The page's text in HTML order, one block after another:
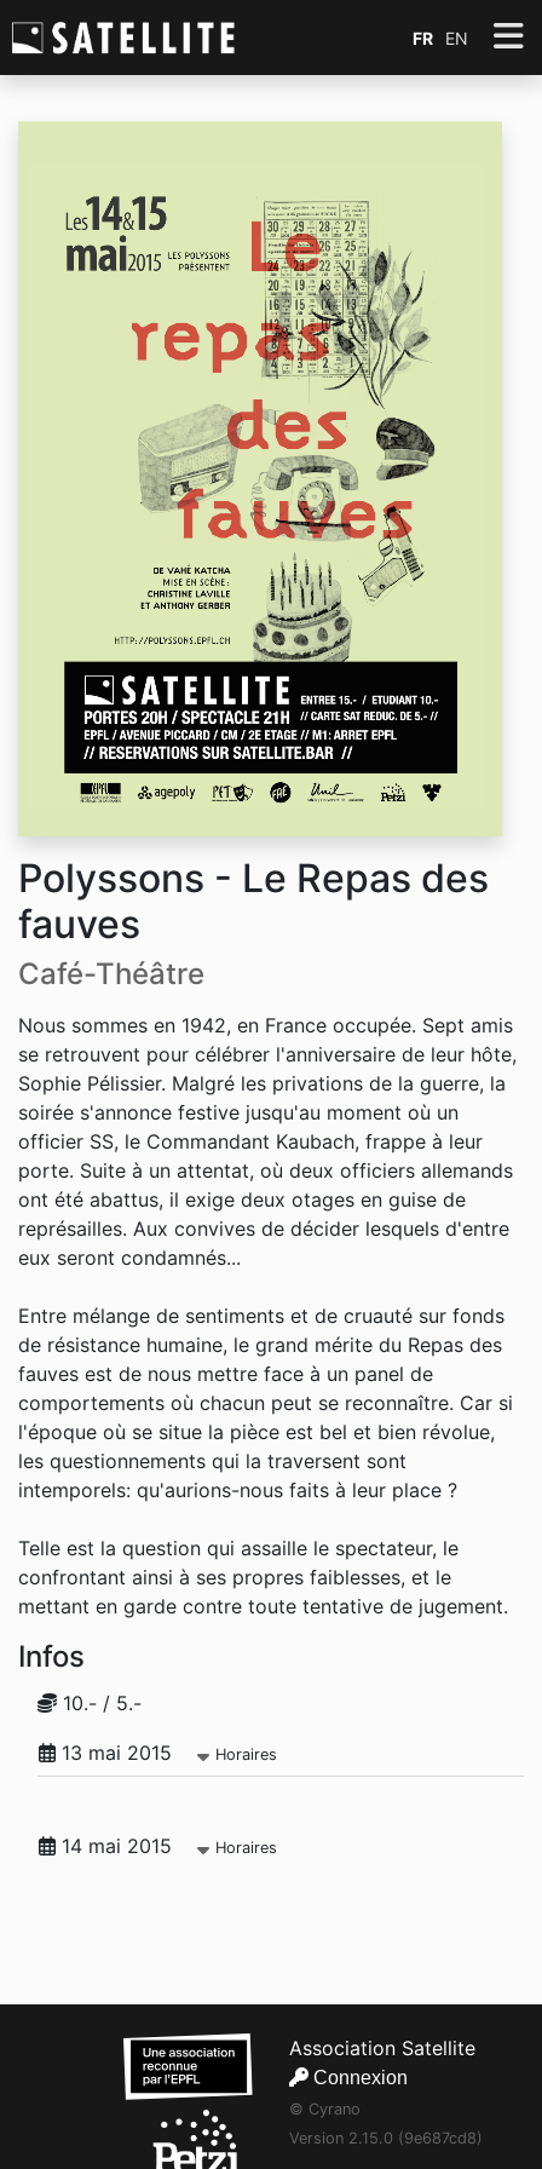
FR EN
Polyssons - Le Repas des
fauves
Café-Théâtre
Nous sommes en 1942, en France occupée. Sept amis
se retrouvent pour célébrer l'anniversaire de leur hôte,
Sophie Pélissier. Malgré les privations de la guerre, la
soirée s'annonce festive jusqu'au moment où un
officier SS, le Commandant Kaubach, frappe à leur
porte. Suite à un attentat, où deux officiers allemands
ont été abattus, il exige deux otages en guise de
représailles. Aux convives de décider lesquels d'entre
eux seront condamnés...
Entre mélange de sentiments et de cruauté sur fonds
de résistance humaine, le grand mérite du Repas des
fauves est de nous mettre face à un panel de
comportements où chacun peut se reconnaître. Car si
l'époque où se situe la pièce est bel et bien révolue,
les questionnements qui la traversent sont
intemporels: qu'aurions-nous faits à leur place ?
Telle est la question qui assaille le spectateur, le
confrontant ainsi à ses propres faiblesses, et le
mettant en garde contre toute tentative de jugement.
Infos
10.- / 5.-
13 mai 2015 Horaires
14 mai 2015 Horaires
Association Satellite
Connexion
© Cyrano
Version 2.15.0 (9e687cd8)